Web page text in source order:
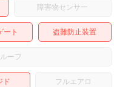
障害物センサー
ート 盗難防止装置
ーフ
ド フルエアロ